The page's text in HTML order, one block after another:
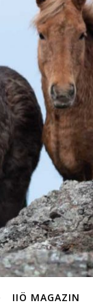
IIÖ MAGAZIN